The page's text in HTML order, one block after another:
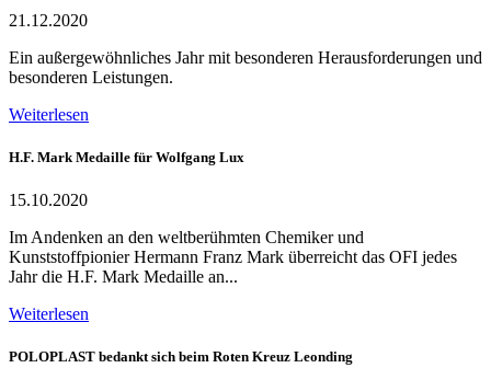
21.12.2020
Ein außergewöhnliches Jahr mit besonderen Herausforderungen und
besonderen Leistungen.
Weiterlesen
H.F. Mark Medaille für Wolfgang Lux
15.10.2020
Im Andenken an den weltberühmten Chemiker und
Kunststoffpionier Hermann Franz Mark überreicht das OFI jedes
Jahr die H.F. Mark Medaille an...
Weiterlesen
POLOPLAST bedankt sich beim Roten Kreuz Leonding